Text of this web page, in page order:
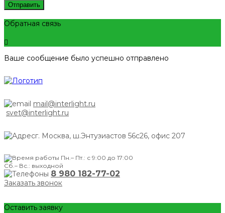
Отправить
Обратная связь
Ваше сообщение было успешно отправлено
mail@interlight.ru
svet@interlight.ru
г. Москва, ш.Энтузиастов 56с26, офис 207
Пн.– Пт.: с 9:00 до 17:00
Сб.– Вс.: выходной
8 980 182-77-02
Заказать звонок
Оставить заявку